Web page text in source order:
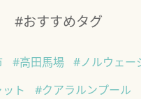
#おすすめタグ
#高田馬場
#ノルウェー
ト
#クアラルンプール